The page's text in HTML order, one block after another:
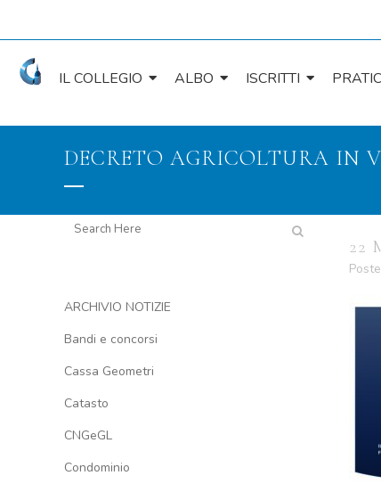
IL COLLEGIO ALBO ISCRITTI
DECRETO AGRICOLTURA IN
ARCHIVIO NOTIZIE
Bandi e concorsi
Cassa Geometri
Catasto
CNGeGL
Condominio
22